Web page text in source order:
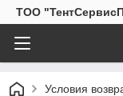
ТОО
Условия